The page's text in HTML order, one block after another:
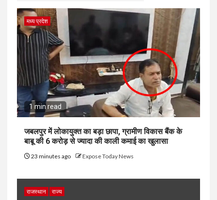
मध्य प्रदेश
1 min read
जबलपुर में लोकायुक्त का बड़ा छापा, ग्रामीण विकास बैंक के
बाबू की 6 करोड़ से ज्यादा की काली कमाई का खुलासा
23 minutes ago Expose Today News
राजस्थान राज्य